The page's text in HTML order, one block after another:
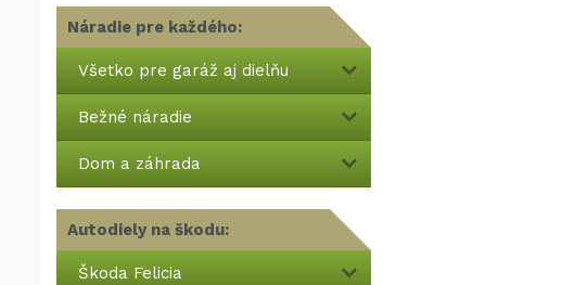
Náradie pre každého:
Všetko pre garáž aj dielňu
Bežné náradie
Dom a záhrada
Autodiely na škodu:
Škoda Felicia